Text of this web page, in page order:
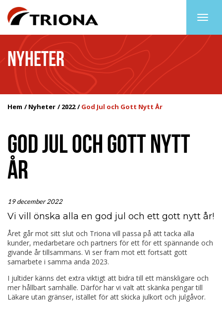
NYHETER
Hem Nyheter 2022 God Jul och Gott Nytt År
GOD JUL OCH GOTT NYTT
ÅR
19 december 2022
Vi vill önska alla en god jul och ett gott nytt år!
Året går mot sitt slut och Triona vill passa på att tacka alla
kunder, medarbetare och partners för ett för ett spännande och
givande år tillsammans. Vi ser fram mot ett fortsatt gott
samarbete i samma anda 2023.
I jultider känns det extra viktigt att bidra till ett mänskligare och
mer hållbart samhälle. Därför har vi valt att skänka pengar till
Läkare utan gränser, istället för att skicka julkort och julgåvor.